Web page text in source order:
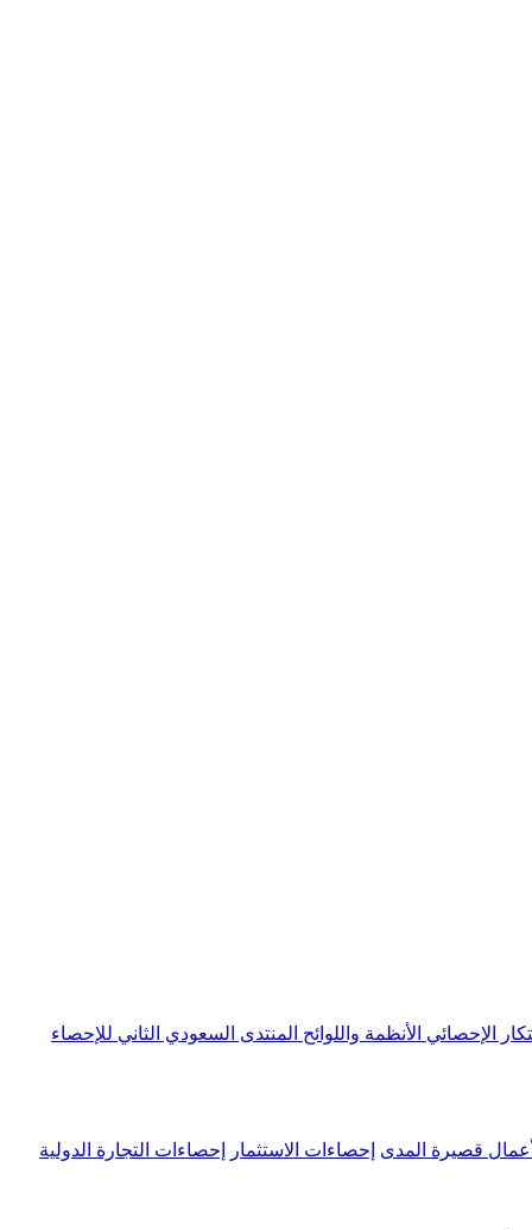
الإحصائي الأنظمة واللوائح المنتدى السعودي الثاني للإحصاء
قصيرة المدى إحصاءات الاستثمار إحصاءات التجارة الدولية